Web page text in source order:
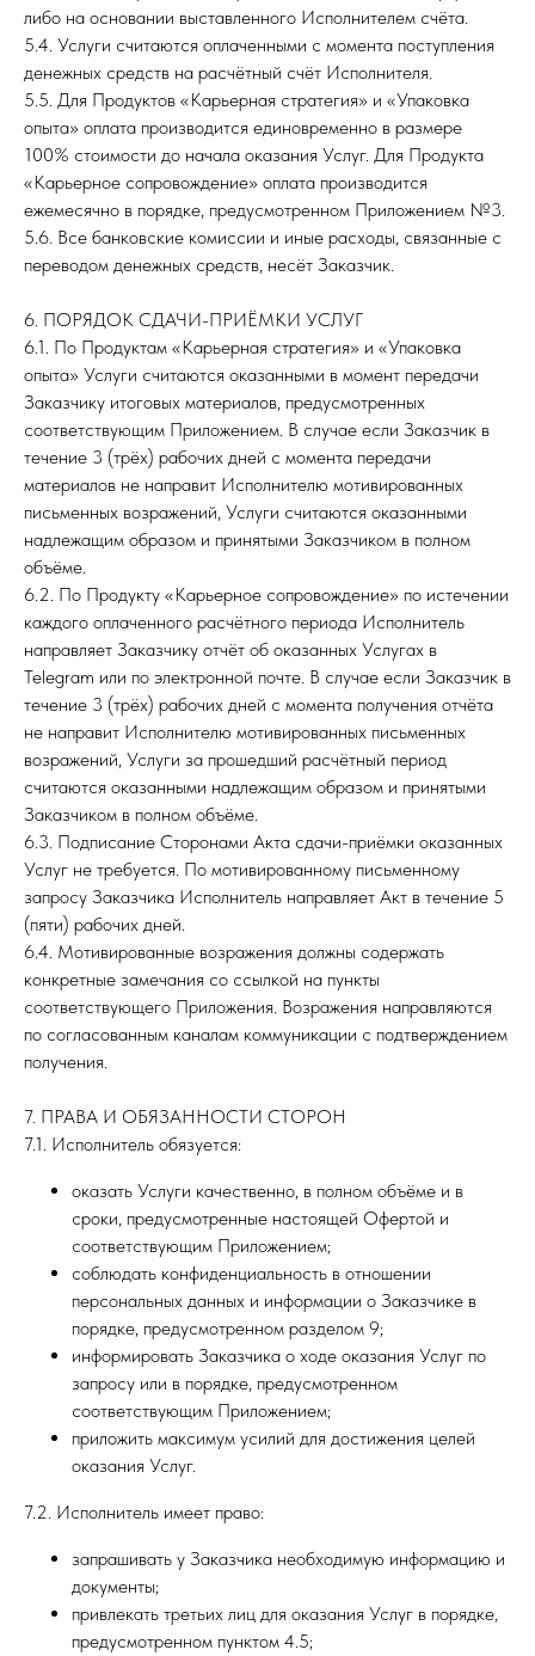
либо на основании выставленного Исполнителем счёта.
5.4. Услуги считаются оплаченными с момента поступления
денежных средств на расчётный счёт Исполнителя.
5.5. Для Продуктов «Карьерная стратегия» и «Упаковка
опыта» оплата производится единовременно в размере
100% стоимости до начала оказания Услуг. Для Продукта
«Карьерное сопровождение» оплата производится
ежемесячно в порядке, предусмотренном Приложением №3.
5.6. Все банковские комиссии и иные расходы, связанные с
переводом денежных средств, несёт Заказчик.
6. ПОРЯДОК СДАЧИ-ПРИЁМКИ УСЛУГ
6.1. По Продуктам «Карьерная стратегия» и «Упаковка
опыта» Услуги считаются оказанными в момент передачи
Заказчику итоговых материалов, предусмотренных
соответствующим Приложением. В случае если Заказчик в
течение 3 (трёх) рабочих дней с момента передачи
материалов не направит Исполнителю мотивированных
письменных возражений, Услуги считаются оказанными
надлежащим образом и принятыми Заказчиком в полном
объёме.
6.2. По Продукту «Карьерное сопровождение» по истечении
каждого оплаченного расчётного периода Исполнитель
направляет Заказчику отчёт об оказанных Услугах в
Telegram или по электронной почте. В случае если Заказчик в
течение 3 (трёх) рабочих дней с момента получения отчёта
не направит Исполнителю мотивированных письменных
возражений, Услуги за прошедший расчётный период
считаются оказанными надлежащим образом и принятыми
Заказчиком в полном объёме.
6.3. Подписание Сторонами Акта сдачи-приёмки оказанных
Услуг не требуется. По мотивированному письменному
запросу Заказчика Исполнитель направляет Акт в течение 5
(пяти) рабочих дней.
6.4. Мотивированные возражения должны содержать
конкретные замечания со ссылкой на пункты
соответствующего Приложения. Возражения направляются
по согласованным каналам коммуникации с подтверждением
получения.
7. ПРАВА И ОБЯЗАННОСТИ СТОРОН
7.1. Исполнитель обязуется:
оказать Услуги качественно, в полном объёме и в
сроки, предусмотренные настоящей Офертой и
соответствующим Приложением;
соблюдать конфиденциальность в отношении
персональных данных и информации о Заказчике в
порядке, предусмотренном разделом 9;
информировать Заказчика о ходе оказания Услуг по
запросу или в порядке, предусмотренном
соответствующим Приложением;
приложить максимум усилий для достижения целей
оказания Услуг.
7.2. Исполнитель имеет право:
запрашивать у Заказчика необходимую информацию и
документы;
привлекать третьих лиц для оказания Услуг в порядке,
предусмотренном пунктом 4.5;